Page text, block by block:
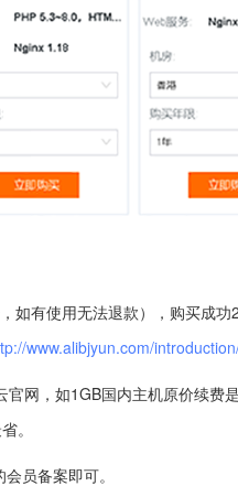
有使用无法退款），购买成
www.alibjyun.com/
网，如1GB国内主机原价续
。
员备案即可。